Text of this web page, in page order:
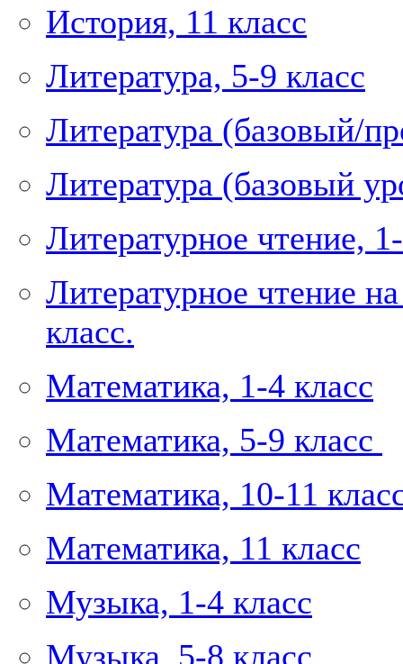
История, 11 класс
Литература, 5-9 класс
Литература (базовый/
Литература (базовый
Литературное чтение,
Литературное чтение
класс.
Математика, 1-4 класс
Математика, 5-9 класс
Математика, 10-11
Математика, 11 класс
Музыка, 1-4 класс
Музыка, 5-8 класс